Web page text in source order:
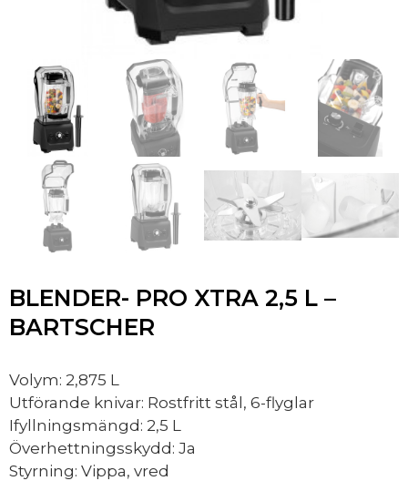
BLENDER- PRO XTRA 2,5 L –
BARTSCHER
Volym: 2,875 L
Utförande knivar: Rostfritt stål, 6-flyglar
Ifyllningsmängd: 2,5 L
Överhettningsskydd: Ja
Styrning: Vippa, vred